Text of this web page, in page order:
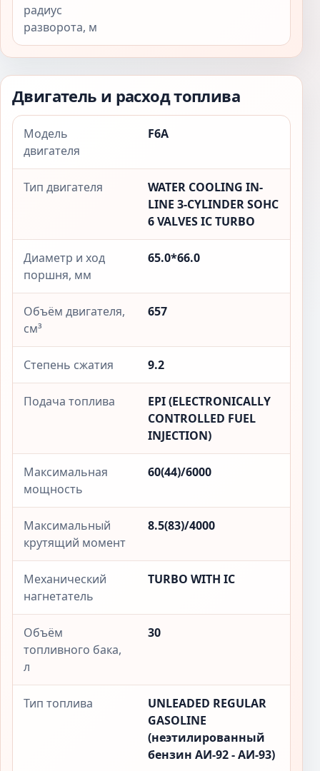
радиус
разворота, м
Двигатель и расход топлива
Модель
двигателя
F6A
Тип двигателя
WATER COOLING IN-
LINE 3-CYLINDER SOHC
6 VALVES IC TURBO
Диаметр и ход
поршня, мм
65.0*66.0
Объём двигателя,
см³
657
Степень сжатия 9.2
Подача топлива
EPI (ELECTRONICALLY
CONTROLLED FUEL
INJECTION)
Максимальная
мощность
60(44)/6000
Максимальный
крутящий момент
8.5(83)/4000
Механический
нагнетатель
TURBO WITH IC
Объём
топливного бака,
л
30
Тип топлива
UNLEADED REGULAR
GASOLINE
(неэтилированный
бензин АИ-92 - АИ-93)